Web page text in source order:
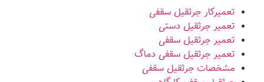
تعمیرکار جرثقیل سقفی
تعمیر جرثقیل دستی
تعمیر جرثقیل سقفی
تعمیر جرثقیل سقفی دماگ
مشخصات جرثقیل سقفی